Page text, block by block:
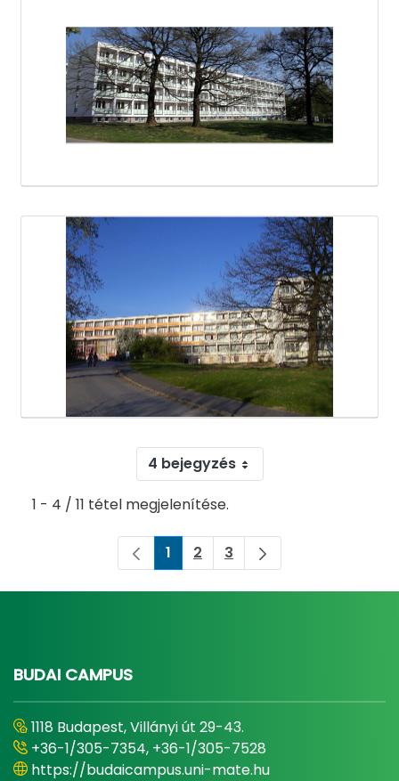
4 bejegyzés
1 - 4 / 11 tétel megjelenítése.
Oldal
1 Oldal
2 Oldal
3
BUDAI CAMPUS
1118 Budapest, Villányi út 29-43.
+36-1/305-7354, +36-1/305-7528
https://budaicampus.uni-mate.hu